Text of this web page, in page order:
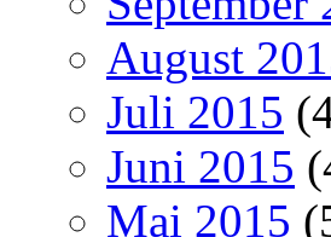
August
Juli 2015
Juni 2015
Mai 2015